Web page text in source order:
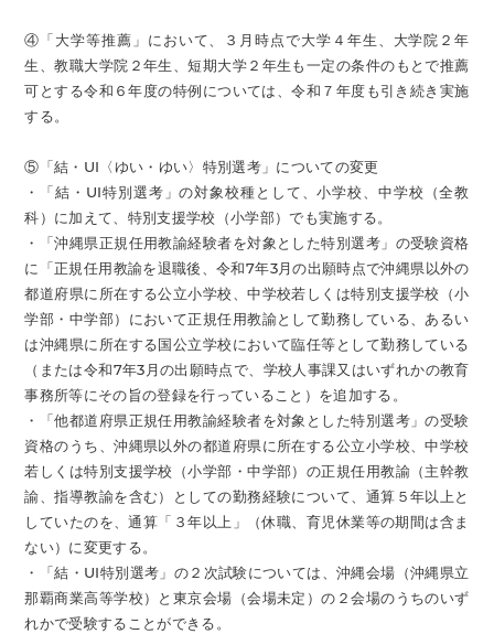
④「大学等推薦」において、３月時点で大学４年生、大学院２年
生、教職大学院２年生、短期大学２年生も一定の条件のもとで推薦
可とする令和６年度の特例については、令和７年度も引き続き実施
する。
⑤「結・UI〈ゆい・ゆい〉特別選考」についての変更
・「結・UI特別選考」の対象校種として、小学校、中学校（全教
科）に加えて、特別支援学校（小学部）でも実施する。
・「沖縄県正規任用教諭経験者を対象とした特別選考」の受験資格
に「正規任用教諭を退職後、令和7年3月の出願時点で沖縄県以外の
都道府県に所在する公立小学校、中学校若しくは特別支援学校（小
学部・中学部）において正規任用教諭として勤務している、あるい
は沖縄県に所在する国公立学校において臨任等として勤務している
（または令和7年3月の出願時点で、学校人事課又はいずれかの教育
事務所等にその旨の登録を行っていること）を追加する。
・「他都道府県正規任用教諭経験者を対象とした特別選考」の受験
資格のうち、沖縄県以外の都道府県に所在する公立小学校、中学校
若しくは特別支援学校（小学部・中学部）の正規任用教諭（主幹教
諭、指導教諭を含む）としての勤務経験について、通算５年以上と
していたのを、通算「３年以上」（休職、育児休業等の期間は含ま
ない）に変更する。
・「結・UI特別選考」の２次試験については、沖縄会場（沖縄県立
那覇商業高等学校）と東京会場（会場未定）の２会場のうちのいず
れかで受験することができる。